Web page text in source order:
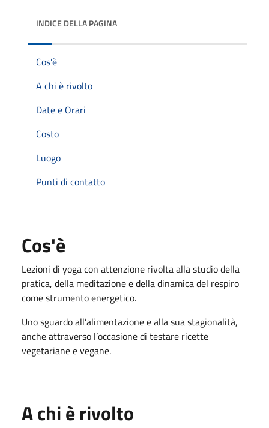
INDICE DELLA PAGINA
Cos'è
A chi è rivolto
Date e Orari
Costo
Luogo
Punti di contatto
Cos'è
Lezioni di yoga con attenzione rivolta alla studio della
pratica, della meditazione e della dinamica del respiro
come strumento energetico.
Uno sguardo all’alimentazione e alla sua stagionalità,
anche attraverso l’occasione di testare ricette
vegetariane e vegane.
A chi è rivolto